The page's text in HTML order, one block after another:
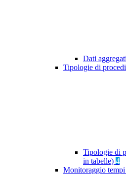
Dati
Tipologie di
Tipologie di
in tabelle) 4
Monitoraggio